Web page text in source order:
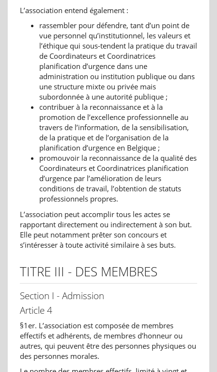
L’association entend également :
rassembler pour défendre, tant d’un point de
vue personnel qu’institutionnel, les valeurs et
l’éthique qui sous-tendent la pratique du travail
de Coordinateurs et Coordinatrices
planification d’urgence dans une
administration ou institution publique ou dans
une structure mixte ou privée mais
subordonnée à une autorité publique ;
contribuer à la reconnaissance et à la
promotion de l’excellence professionnelle au
travers de l’information, de la sensibilisation,
de la pratique et de l’organisation de la
planification d’urgence en Belgique ;
promouvoir la reconnaissance de la qualité des
Coordinateurs et Coordinatrices planification
d’urgence par l’amélioration de leurs
conditions de travail, l’obtention de statuts
professionnels propres.
L’association peut accomplir tous les actes se
rapportant directement ou indirectement à son but.
Elle peut notamment prêter son concours et
s’intéresser à toute activité similaire à ses buts.
TITRE III - DES MEMBRES
Section I - Admission
Article 4
§1er. L’association est composée de membres
effectifs et adhérents, de membres d’honneur ou
autres, qui peuvent être des personnes physiques ou
des personnes morales.